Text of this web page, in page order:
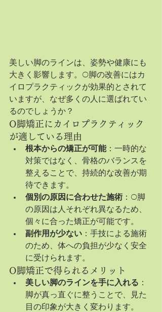
美しい脚のラインは、姿勢や健康にも
大きく影響します。O脚の改善にはカ
イロプラクティックが効果的とされて
いますが、なぜ多くの人に選ばれてい
るのでしょうか？
O脚矯正にカイロプラクティック
が適している理由
根本からの矯正が可能：一時的な
対策ではなく、骨格のバランスを
整えることで、持続的な改善が期
待できます。
個別の原因に合わせた施術 ：O脚
の原因は人それぞれ異なるため、
個々に合った矯正が可能です。
副作用が少ない ：手技による施術
のため、体への負担が少なく安全
に受けられます。
O脚矯正で得られるメリット
美しい脚のラインを手に入れる ：
脚が真っ直ぐに整うことで、見た
目の印象が大きく変わります。